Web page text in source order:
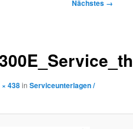
Nächstes →
438inServiceunterlagen /